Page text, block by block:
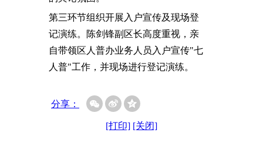
第三环节组织开展入户宣传及现场登
记演练。陈剑锋副区长高度重视，亲
自带领区人普办业务人员入户宣传"七
人普"工作，并现场进行登记演练。
分享：
[打印] [关闭]